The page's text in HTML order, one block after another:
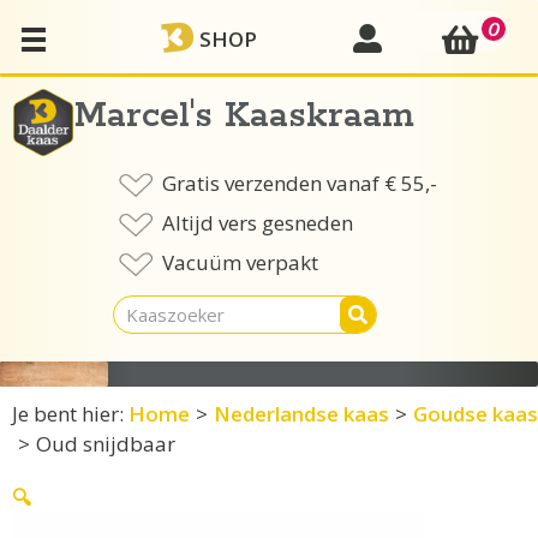
naar
de
inhoud
SHOP mijn account 0
Marcel's Kaaskraam
Gratis verzenden vanaf € 55,-
Altijd vers gesneden
Vacuüm verpakt
Je bent hier: Home > Nederlandse kaas > Goudse kaas
> Oud snijdbaar
🔍